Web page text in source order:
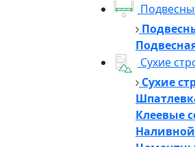
Сухие
Сухие
Клеевые